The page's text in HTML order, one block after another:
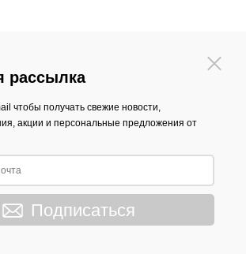
рассылка
чтобы получать свежие новости,
акции и персональные предложения от
Подписаться